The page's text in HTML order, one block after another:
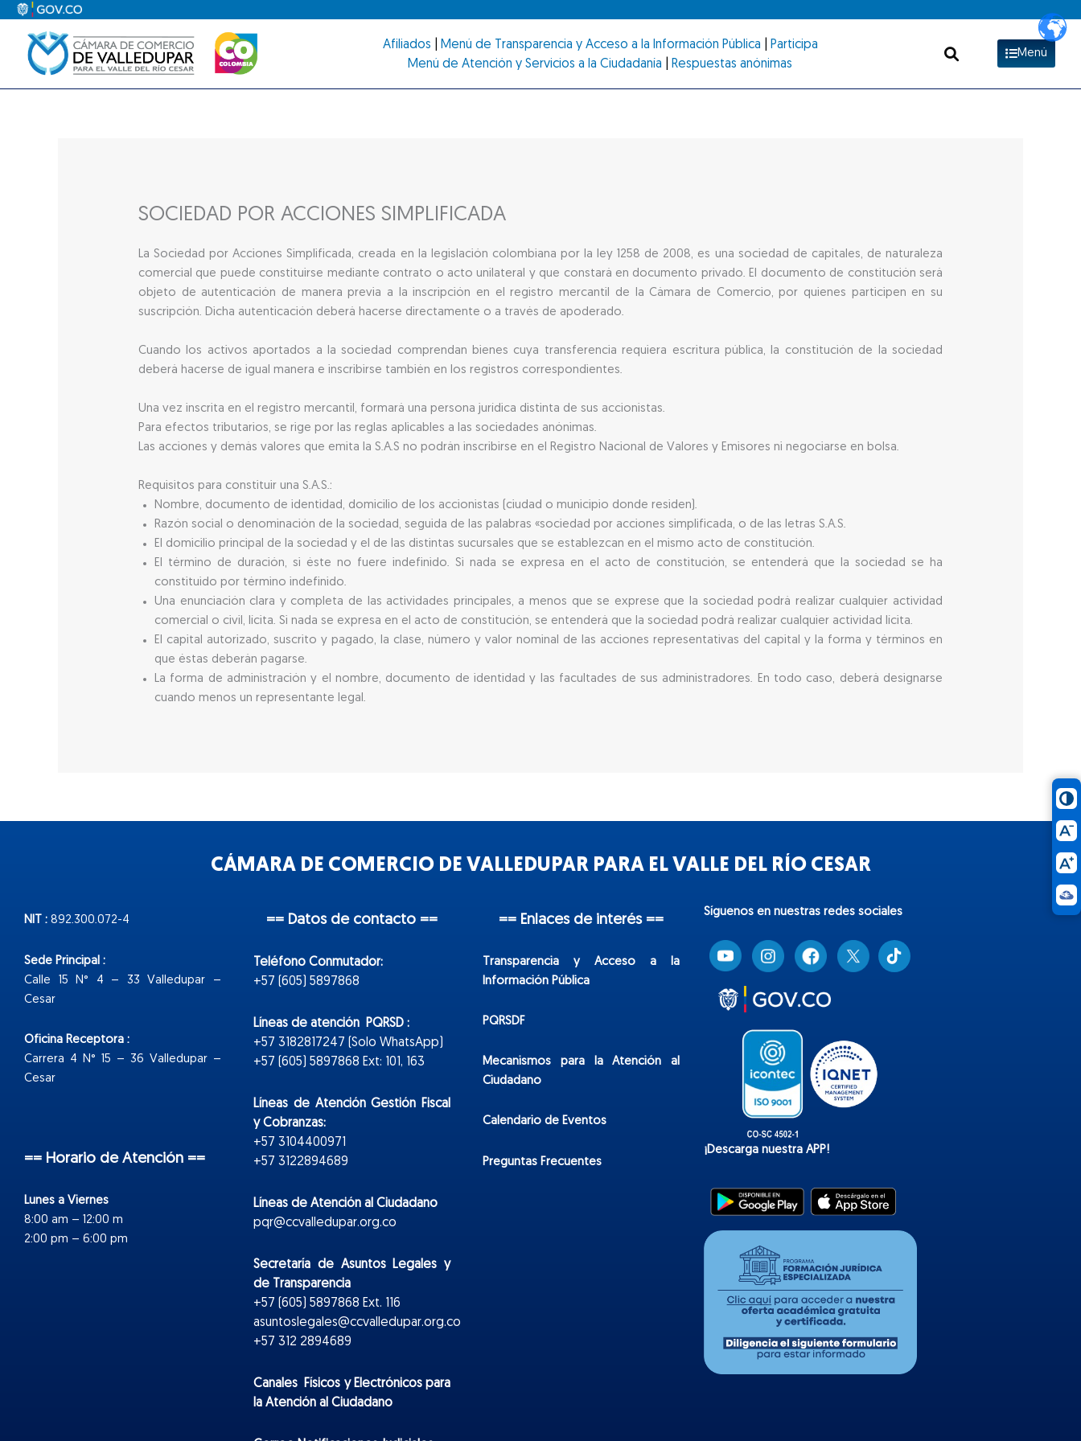
contenido
Afiliados Menú de Transparencia y Acceso a la Información Pública
Participa
Menú de Atención y Servicios a la Ciudadanía
Respuestas anónimas
Menú
SOCIEDAD POR ACCIONES SIMPLIFICADA
La Sociedad por Acciones Simplificada, creada en la legislación colombiana por la ley 1258 de 2008, es una sociedad de capitales, de naturaleza
comercial que puede constituirse mediante contrato o acto unilateral y que constará en documento privado. El documento de constitución será
objeto de autenticación de manera previa a la inscripción en el registro mercantil de la Cámara de Comercio, por quienes participen en su
suscripción. Dicha autenticación deberá hacerse directamente o a través de apoderado.
Cuando los activos aportados a la sociedad comprendan bienes cuya transferencia requiera escritura pública, la constitución de la sociedad
deberá hacerse de igual manera e inscribirse también en los registros correspondientes.
Una vez inscrita en el registro mercantil, formará una persona jurídica distinta de sus accionistas.
Para efectos tributarios, se rige por las reglas aplicables a las sociedades anónimas.
Las acciones y demás valores que emita la S.A.S no podrán inscribirse en el Registro Nacional de Valores y Emisores ni negociarse en bolsa.
Requisitos para constituir una S.A.S.:
Nombre, documento de identidad, domicilio de los accionistas (ciudad o municipio donde residen).
Razón social o denominación de la sociedad, seguida de las palabras «sociedad por acciones simplificada, o de las letras S.A.S.
El domicilio principal de la sociedad y el de las distintas sucursales que se establezcan en el mismo acto de constitución.
El término de duración, si éste no fuere indefinido. Si nada se expresa en el acto de constitución, se entenderá que la sociedad se ha
constituido por término indefinido.
Una enunciación clara y completa de las actividades principales, a menos que se exprese que la sociedad podrá realizar cualquier actividad
comercial o civil, lícita. Si nada se expresa en el acto de constitución, se entenderá que la sociedad podrá realizar cualquier actividad lícita.
El capital autorizado, suscrito y pagado, la clase, número y valor nominal de las acciones representativas del capital y la forma y términos en
que éstas deberán pagarse.
La forma de administración y el nombre, documento de identidad y las facultades de sus administradores. En todo caso, deberá designarse
cuando menos un representante legal.
CÁMARA DE COMERCIO DE VALLEDUPAR PARA EL VALLE DEL RÍO CESAR
NIT : 892.300.072-4
Sede Principal :
Calle 15 N° 4 – 33 Valledupar –
Cesar
Oficina Receptora :
Carrera 4 N° 15 – 36 Valledupar –
Cesar
== Horario de Atención ==
Lunes a Viernes
8:00 am – 12:00 m
2:00 pm – 6:00 pm
== Datos de contacto ==
Teléfono Conmutador:
+57 (605) 5897868
Líneas de atención PQRSD :
+57 3182817247 (Solo WhatsApp)
+57 (605) 5897868 Ext: 101, 163
Líneas de Atención Gestión Fiscal
y Cobranzas:
+57 3104400971
+57 3122894689
Líneas de Atención al Ciudadano
pqr@ccvalledupar.org.co
Secretaría de Asuntos Legales y
de Transparencia
+57 (605) 5897868 Ext. 116
asuntoslegales@ccvalledupar.org.co
+57 312 2894689
Canales Físicos yElectrónicospara
la Atención al Ciudadano
== Enlaces de interés ==
Transparencia y Acceso a la
Información Pública
PQRSDF
Mecanismos para la Atención al
Ciudadano
Calendario de Eventos
Preguntas Frecuentes
Síguenos en nuestras redes sociales
T
i
k
¡Descarga nuestra APP!